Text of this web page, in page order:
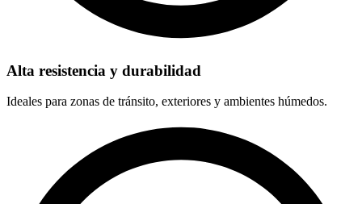
Alta resistencia y durabilidad
Ideales para zonas de tránsito, exteriores y ambientes húmedos.